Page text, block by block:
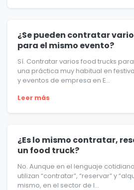
¿Se pueden contratar
para el mismo evento?
Sí. Contratar varios food trucks
una práctica muy habitual en
y eventos de empresa en E...
Leer más
¿Es lo mismo contratar,
un food truck?
No. Aunque en el lenguaje
utilizan “contratar”, “reservar” y
mismo, en el sector de l...